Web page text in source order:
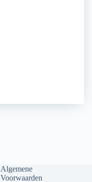
Algemene
Voorwaarden